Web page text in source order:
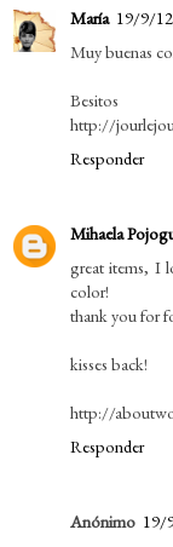
María 19/9/
Muy buenas
Besitos
http://
Responder
Mihaela
great items, I
color!
thank you for
kisses back!
http://
Responder
Anónimo 19/